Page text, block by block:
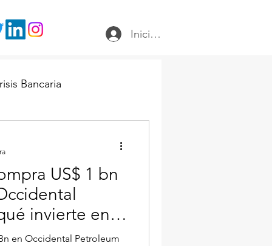
Iniciar sesión
Bancaria
US$ 1 bn
invierte en
en Occidental Petroleum